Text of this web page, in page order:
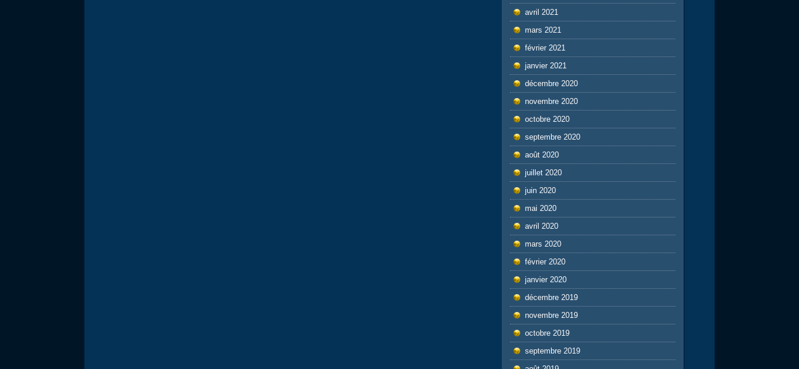
avril 2021
mars 2021
février 2021
janvier 2021
décembre 2020
novembre 2020
octobre 2020
septembre 2020
août 2020
juillet 2020
juin 2020
mai 2020
avril 2020
mars 2020
février 2020
janvier 2020
décembre 2019
novembre 2019
octobre 2019
septembre 2019